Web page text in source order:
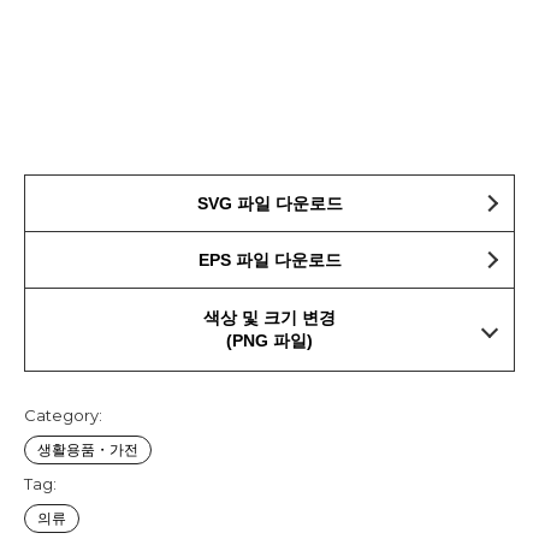
SVG 파일 다운로드
EPS 파일 다운로드
색상 및 크기 변경
(PNG 파일)
Category:
생활용품・가전
Tag:
의류